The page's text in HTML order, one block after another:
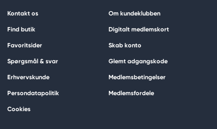
Kontakt os
Find butik
Favoritsider
Spørgsmål & svar
Erhvervskunde
Persondatapolitik
Cookies
Om kundeklubben
Digitalt medlemskort
Skab konto
Glemt adgangskode
Medlemsbetingelser
Medlemsfordele